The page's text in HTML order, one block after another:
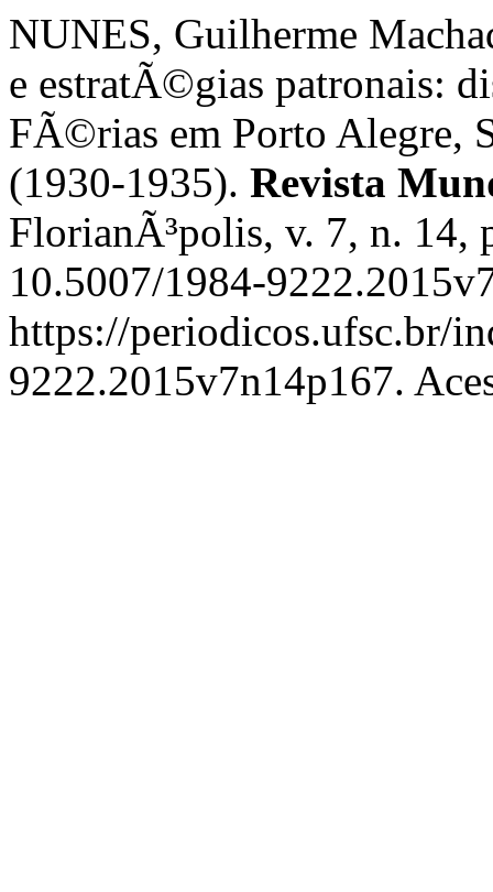
NUNES, Guilherme
e estratÃ©gias patronais:
FÃ©rias em Porto Alegre,
(1930-1935). Revista
FlorianÃ³polis, v. 7, n. 14,
10.5007/1984-
https://periodicos.ufsc.br/
9222.2015v7n14p167.